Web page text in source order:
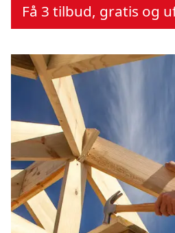
Få 3 tilbud, gratis og